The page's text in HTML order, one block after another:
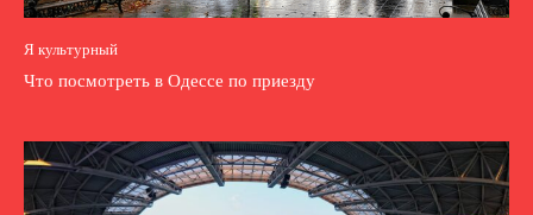
Я культурный
Что посмотреть в Одессе по приезду